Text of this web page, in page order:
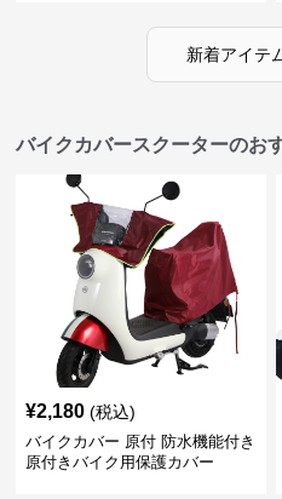
新着アイテ
バイクカバースクーターのお
¥2,180 (税込)
バイクカバー 原付 防水機能付き
原付きバイク用保護カバー